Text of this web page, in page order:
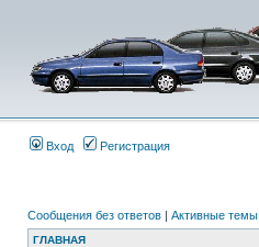
Вход Регистрация
Сообщения без ответов | Активные темы
ГЛАВНАЯ